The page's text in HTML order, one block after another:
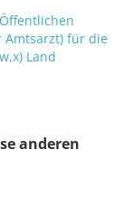
Amtsarzt) für die
Land
anderen